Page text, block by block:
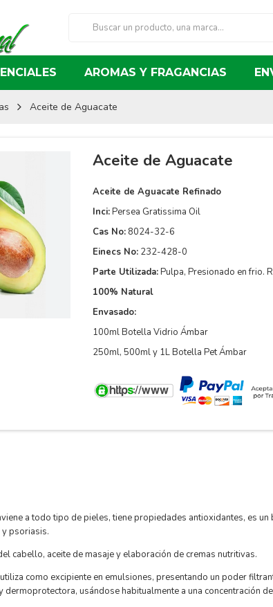
AROMAS Y FRAGANCIAS
Aceite de Aguacate
Aceite de Aguacate
Aceite de Aguacate Refinado
Inci:Persea Gratissima Oil
Cas No: 8024-32-6
Einecs No: 232-428-0
Parte Utilizada:Pulpa, Presionado en frio.
100% Natural
Envasado:
100ml Botella Vidrio Ámbar
250ml, 500ml y 1L Botella Pet Ámbar
a todo tipo de pieles, tiene propiedades antioxidantes, es
y psoriasis.
cabello, aceite de masaje y elaboración de cremas nutritivas.
como excipiente en emulsiones, presentando un poder
dermoprotectora, usándose habitualmente a una concentración